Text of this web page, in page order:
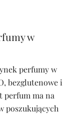
w
perfumy w
bezglutenowe i
perfum ma na
poszukujących